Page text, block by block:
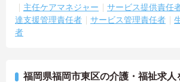
主任ケアマネジャー サービス提供責任
達支援管理責任者
サービス管理責任者
者
福岡県福岡市東区の介護・福祉求人